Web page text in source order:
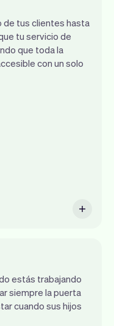
de tus clientes hasta
tu servicio de
que toda la
con un solo
tus clientes se
estás trabajando
siempre la puerta
cuando sus hijos